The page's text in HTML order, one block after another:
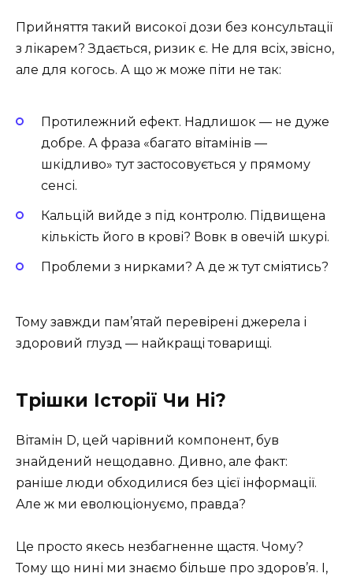
Прийняття такий високої дози без консультації
з лікарем? Здається, ризик є. Не для всіх, звісно,
але для когось. А що ж може піти не так:
Протилежний ефект. Надлишок — не дуже
добре. А фраза «багато вітамінів —
шкідливо» тут застосовується у прямому
сенсі.
Кальцій вийде з під контролю. Підвищена
кількість його в крові? Вовк в овечій шкурі.
Проблеми з нирками? А де ж тут сміятись?
Тому завжди пам’ятай перевірені джерела і
здоровий глузд — найкращі товарищі.
Трішки Історії Чи Ні?
Вітамін D, цей чарівний компонент, був
знайдений нещодавно. Дивно, але факт:
раніше люди обходилися без цієї інформації.
Але ж ми еволюціонуємо, правда?
Це просто якесь незбагненне щастя. Чому?
Тому що нині ми знаємо більше про здоров’я. І,